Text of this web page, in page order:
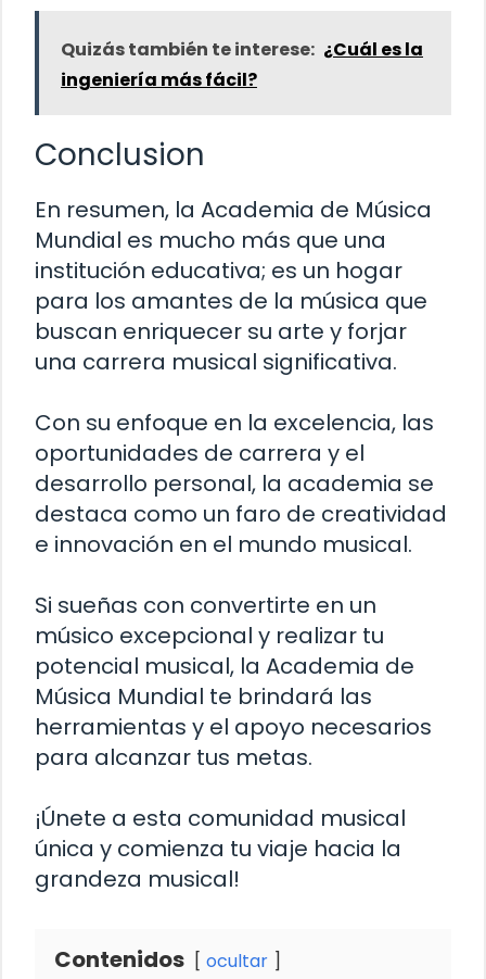
Quizás también te interese: ¿Cuál es la
ingeniería más fácil?
Conclusion
En resumen, la Academia de Música
Mundial es mucho más que una
institución educativa; es un hogar
para los amantes de la música que
buscan enriquecer su arte y forjar
una carrera musical significativa.
Con su enfoque en la excelencia, las
oportunidades de carrera y el
desarrollo personal, la academia se
destaca como un faro de creatividad
e innovación en el mundo musical.
Si sueñas con convertirte en un
músico excepcional y realizar tu
potencial musical, la Academia de
Música Mundial te brindará las
herramientas y el apoyo necesarios
para alcanzar tus metas.
¡Únete a esta comunidad musical
única y comienza tu viaje hacia la
grandeza musical!
Contenidos ocultar